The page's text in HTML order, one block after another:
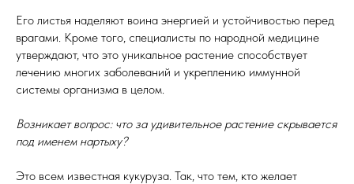
Его листья наделяют воина энергией и устойчивостью перед
врагами. Кроме того, специалисты по народной медицине
утверждают, что это уникальное растение способствует
лечению многих заболеваний и укреплению иммунной
системы организма в целом.
Возникает вопрос: что за удивительное растение скрывается
под именем нартыху?
Это всем известная кукуруза. Так, что тем, кто желает